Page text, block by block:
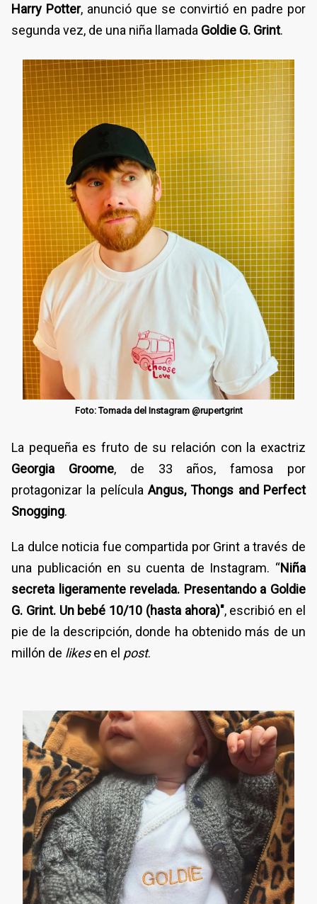
Harry Potter, anunció que se convirtió en padre por
segunda vez, de una niña llamada Goldie G. Grint.
Foto: Tomada del Instagram @rupertgrint
La pequeña es fruto de su relación con la exactriz
Georgia Groome, de 33 años, famosa por
protagonizar la película Angus, Thongs and Perfect
Snogging.
La dulce noticia fue compartida por Grint a través de
una publicación en su cuenta de Instagram. “Niña
secreta ligeramente revelada. Presentando a Goldie
G. Grint. Un bebé 10/10 (hasta ahora)", escribió en el
pie de la descripción, donde ha obtenido más de un
millón de likesen el post.